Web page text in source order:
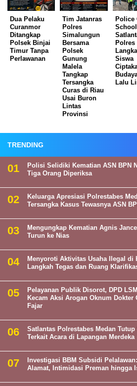
Dua Pelaku
Curanmor
Ditangkap
Polsek Binjai
Timur Tanpa
Perlawanan
Tim Jatanras
Polres
Simalungun
Bersama
Polsek
Gunung
Malela
Tangkap
Tersangka
Curas di Riau
Usai Buron
Lintas
Provinsi
Police
Polres
Siswa
Lalu
TRENDING
Polisi Selidiki Kematian ASN BPN
Tiga Orang Diperiksa
Keluarga Apresiasi Polrestabes
Tersangka Kasus Tewasnya ASN
Mengungkap Kematian Agnis
Turun ke Nias
Menyoroti Aktivitas Usaha Ilegal di
Langkah Tegas dan Ruang
Pelayanan Publik Disorot, DPD
Kecam Aksi Arogan Oknum Dokter
Fajar
Satlantas Polrestabes Medan
Terkait Acara di Lapangan Merdeka
Investigasi BBM Subsidi
Alamat, Intimidasi Preman hingga